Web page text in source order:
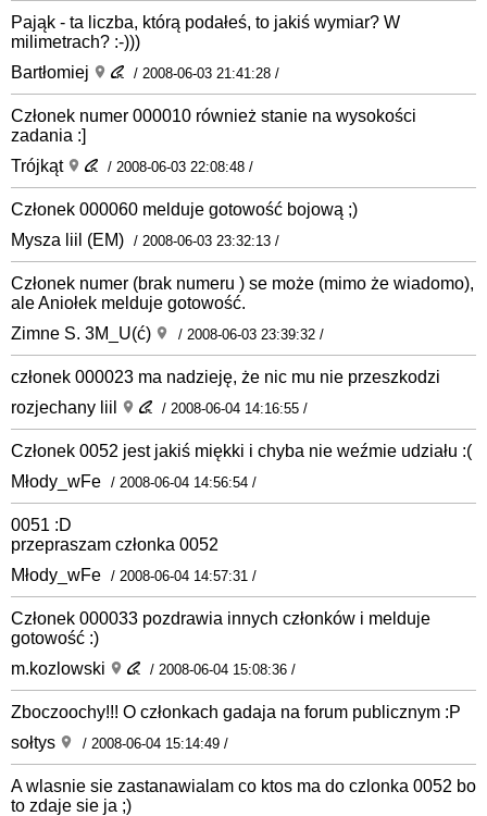
Pająk - ta liczba, którą podałeś, to jakiś wymiar? W
milimetrach? :-)))
Bartłomiej
/ 2008-06-03 21:41:28 /
Członek numer 000010 również stanie na wysokości
zadania :]
Trójkąt
/ 2008-06-03 22:08:48 /
Członek 000060 melduje gotowość bojową ;)
Mysza liil (EM) / 2008-06-03 23:32:13 /
Członek numer (brak numeru ) se może (mimo że wiadomo),
ale Aniołek melduje gotowość.
Zimne S. 3M_U(ć)
/ 2008-06-03 23:39:32 /
członek 000023 ma nadzieję, że nic mu nie przeszkodzi
rozjechany liil
/ 2008-06-04 14:16:55 /
Członek 0052 jest jakiś miękki i chyba nie weźmie udziału :(
Młody_wFe / 2008-06-04 14:56:54 /
0051 :D
przepraszam członka 0052
Młody_wFe / 2008-06-04 14:57:31 /
Członek 000033 pozdrawia innych członków i melduje
gotowość :)
m.kozlowski
/ 2008-06-04 15:08:36 /
Zboczoochy!!! O członkach gadaja na forum publicznym :P
sołtys
/ 2008-06-04 15:14:49 /
A wlasnie sie zastanawialam co ktos ma do czlonka 0052 bo
to zdaje sie ja ;)